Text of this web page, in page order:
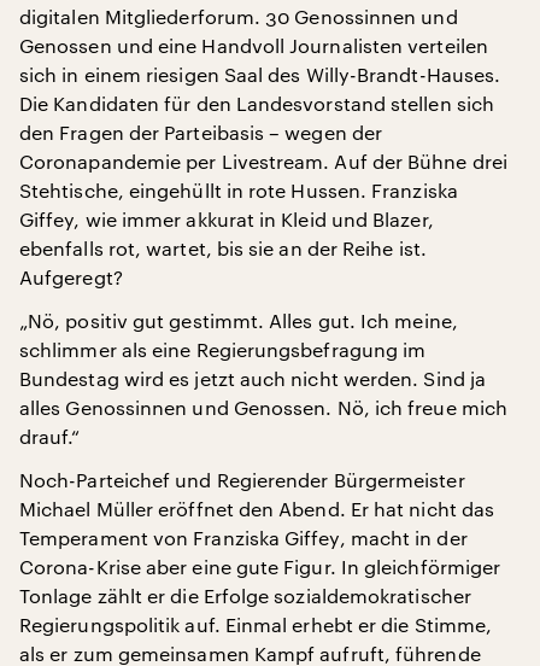
digitalen Mitgliederforum. 30 Genossinnen und
Genossen und eine Handvoll Journalisten verteilen
sich in einem riesigen Saal des Willy-Brandt-Hauses.
Die Kandidaten für den Landesvorstand stellen sich
den Fragen der Parteibasis – wegen der
Coronapandemie per Livestream. Auf der Bühne drei
Stehtische, eingehüllt in rote Hussen. Franziska
Giffey, wie immer akkurat in Kleid und Blazer,
ebenfalls rot, wartet, bis sie an der Reihe ist.
Aufgeregt?
„Nö, positiv gut gestimmt. Alles gut. Ich meine,
schlimmer als eine Regierungsbefragung im
Bundestag wird es jetzt auch nicht werden. Sind ja
alles Genossinnen und Genossen. Nö, ich freue mich
drauf.“
Noch-Parteichef und Regierender Bürgermeister
Michael Müller eröffnet den Abend. Er hat nicht das
Temperament von Franziska Giffey, macht in der
Corona-Krise aber eine gute Figur. In gleichförmiger
Tonlage zählt er die Erfolge sozialdemokratischer
Regierungspolitik auf. Einmal erhebt er die Stimme,
als er zum gemeinsamen Kampf aufruft, führende